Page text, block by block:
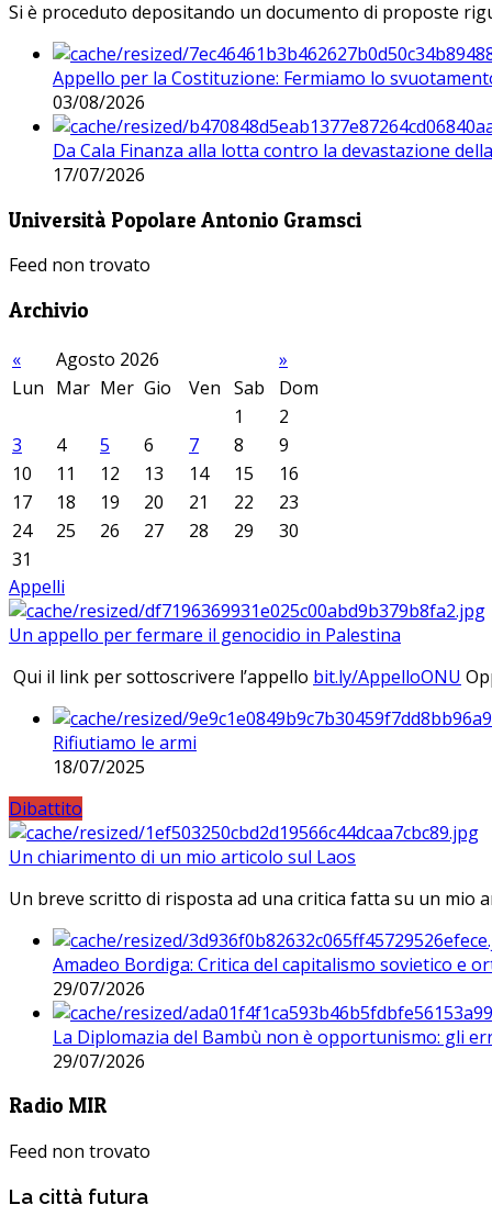
Si è proceduto depositando un documento di proposte
Appello per la Costituzione: Fermiamo lo
03/08/2026
Da Cala Finanza alla lotta contro la devastazione
17/07/2026
Università Popolare Antonio Gramsci
Feed non trovato
Archivio
« Agosto 2026
»
Lun Mar Mer Gio Ven Sab
Dom
1
2
3
4 5 6 7 8
9
10
11 12 13 14 15
16
17
18 19 20 21 22
23
24
25 26 27 28 29
30
31
Appelli
Un appello per fermare il genocidio in Palestina
Qui il link per sottoscrivere l’appello bit.ly/AppelloONU
Rifiutiamo le armi
18/07/2025
Dibattito
Un chiarimento di un mio articolo sul Laos
Un breve scritto di risposta ad una critica fatta su un mio
Amadeo Bordiga: Critica del capitalismo sovietico e
29/07/2026
La Diplomazia del Bambù non è opportunismo: gli
29/07/2026
Radio MIR
Feed non trovato
La città futura